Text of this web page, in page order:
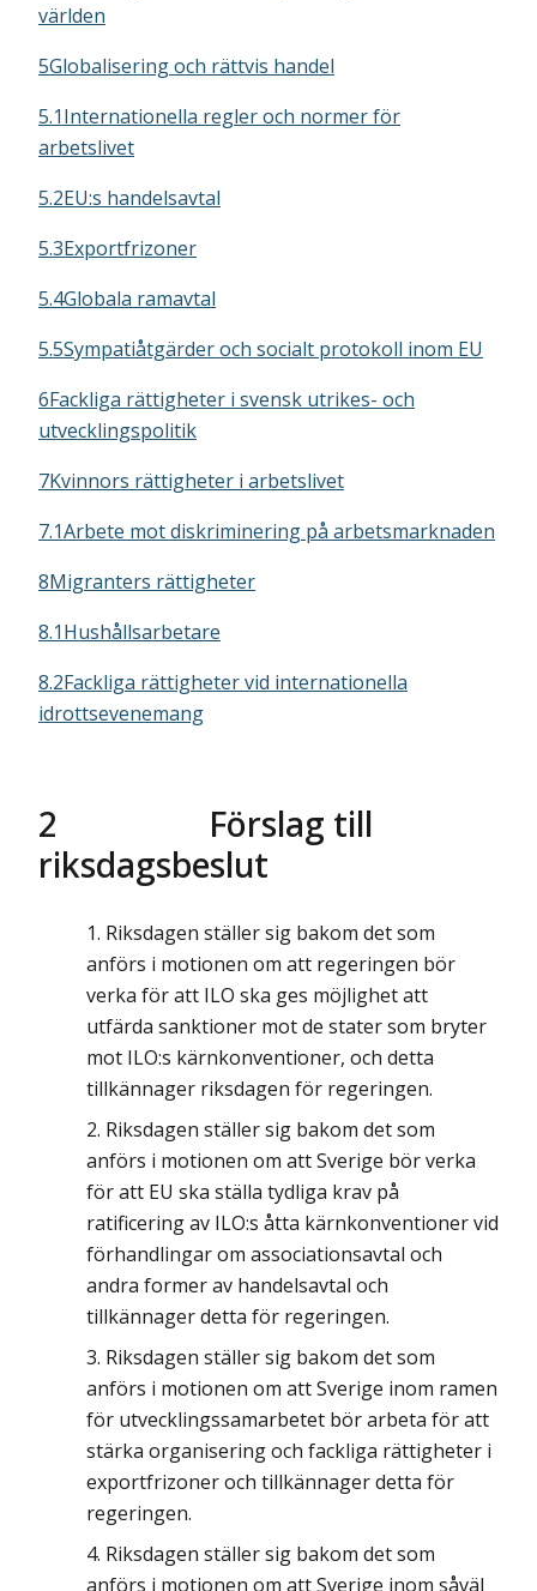
världen
5Globalisering och rättvis handel
5.1Internationella regler och normer för
arbetslivet
5.2EU:s handelsavtal
5.3Exportfrizoner
5.4Globala ramavtal
5.5Sympatiåtgärder och socialt protokoll inom EU
6Fackliga rättigheter i svensk utrikes- och
utvecklingspolitik
7Kvinnors rättigheter i arbetslivet
7.1Arbete mot diskriminering på arbetsmarknaden
8Migranters rättigheter
8.1Hushållsarbetare
8.2Fackliga rättigheter vid internationella
idrottsevenemang
2 Förslag till
riksdagsbeslut
Riksdagen ställer sig bakom det som
anförs i motionen om att regeringen bör
verka för att ILO ska ges möjlighet att
utfärda sanktioner mot de stater som bryter
mot ILO:s kärnkonventioner, och detta
tillkännager riksdagen för regeringen.
Riksdagen ställer sig bakom det som
anförs i motionen om att Sverige bör verka
för att EU ska ställa tydliga krav på
ratificering av ILO:s åtta kärnkonventioner vid
förhandlingar om associationsavtal och
andra former av handelsavtal och
tillkännager detta för regeringen.
Riksdagen ställer sig bakom det som
anförs i motionen om att Sverige inom ramen
för utvecklingssamarbetet bör arbeta för att
stärka organisering och fackliga rättigheter i
exportfrizoner och tillkännager detta för
regeringen.
Riksdagen ställer sig bakom det som
anförs i motionen om att Sverige inom såväl